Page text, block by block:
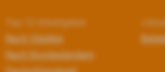
Top 10 Arbeitgeber
Nach Städten
Nach Bundesländern